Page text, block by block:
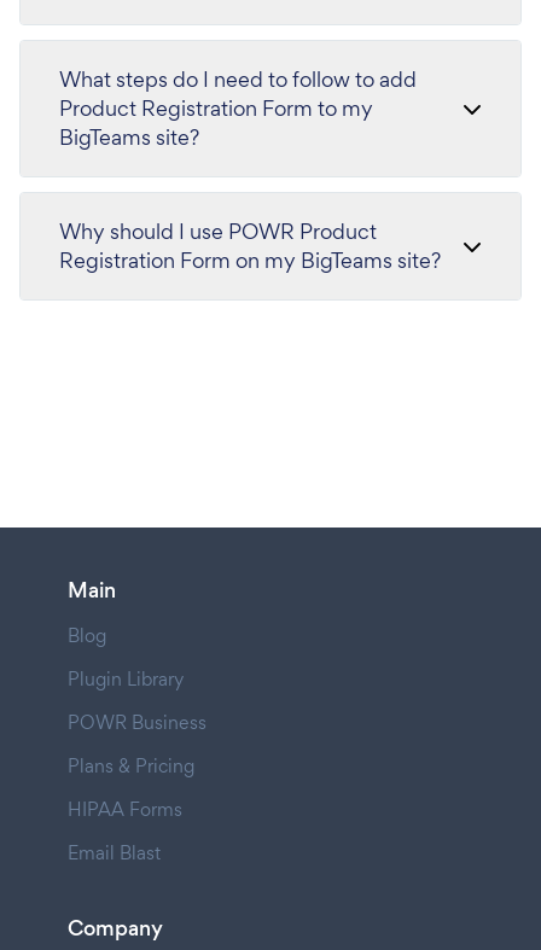
What steps do I need to follow to add
Product Registration Form to my
BigTeams site?
Why should I use POWR Product
Registration Form on my BigTeams site?
Main
Blog
Plugin Library
POWR Business
Plans & Pricing
HIPAA Forms
Email Blast
Company